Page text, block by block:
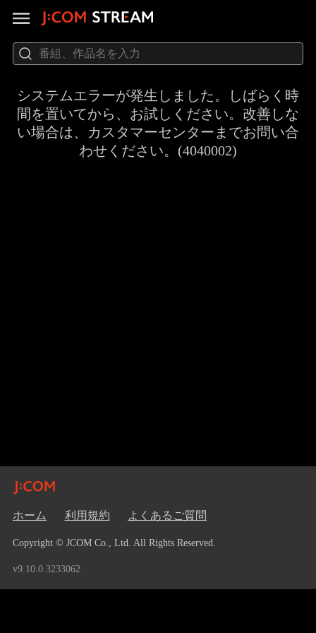
システムエラーが発生しました。しばらく時
間を置いてから、お試しください。改善しな
い場合は、カスタマーセンターまでお問い合
わせください。(4040002)
ホーム 利用規約 よくあるご質問
Copyright © JCOM Co., Ltd. All Rights Reserved.
v9.10.0.3233062